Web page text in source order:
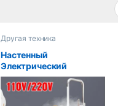
Другая техника
Настенный
Электрический
водонагреватель с ЖК-
дисплеем, 110 В, 220 В